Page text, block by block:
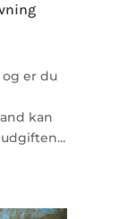
er du
kan